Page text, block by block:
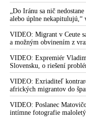
„Do Iránu sa nič
alebo úplne
nikdy nebude mať jadrovú
VIDEO: Migrant v Ceute
a možným obvinením z
migračného centra v
meste pochádza zo
Jemenu
VIDEO: Expremiér
Slovensku, o riešení
volebného systému, ale aj
postavení našej vlasti v
VIDEO: Exriaditeľ kontrarozviedky SIS Peter Tóth prirovnal inváziu
afrických migrantov do
vpádu do strednej
VIDEO: Poslanec
intímne fotografie